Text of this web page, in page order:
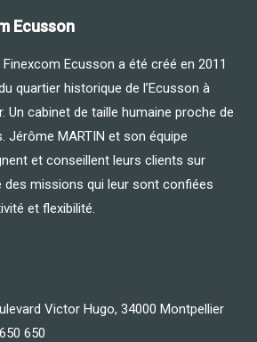
Ecusson
Ecusson a été créé en 2011
quartier historique de l’Ecusson à
Un cabinet de taille humaine proche de
Jérôme MARTIN et son équipe
et conseillent leurs clients sur
des missions qui leur sont confiées
et flexibilité.
Victor Hugo, 34000 Montpellier
650